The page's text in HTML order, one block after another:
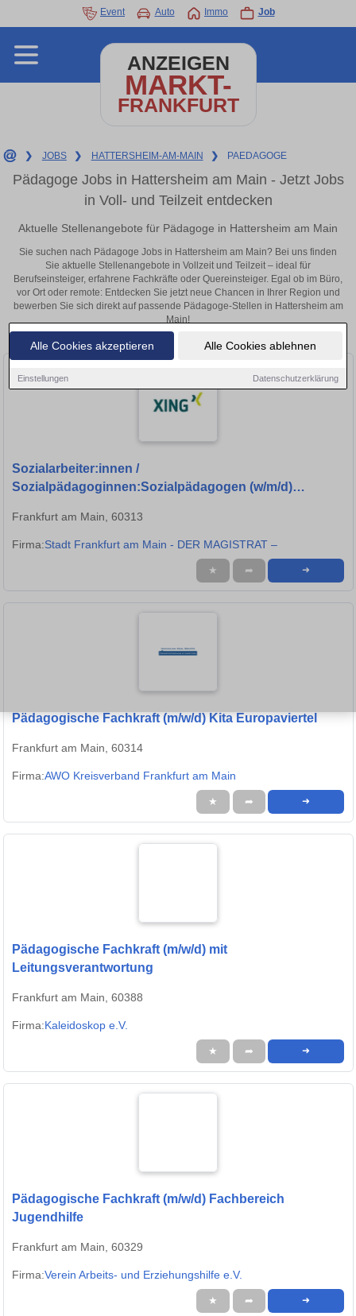
Alle Cookies akzeptieren Alle Cookies ablehnen
Einstellungen Datenschutzerklärung
Event Auto Immo Job
ANZEIGEN
MARKT-
FRANKFURT
❯ JOBS ❯ HATTERSHEIM-AM-MAIN ❯ PAEDAGOGE
Pädagoge Jobs in Hattersheim am Main - Jetzt Jobs
in Voll- und Teilzeit entdecken
Aktuelle Stellenangebote für Pädagoge in Hattersheim am Main
Sie suchen nach Pädagoge Jobs in Hattersheim am Main? Bei uns finden
Sie aktuelle Stellenangebote in Vollzeit und Teilzeit – ideal für
Berufseinsteiger, erfahrene Fachkräfte oder Quereinsteiger. Egal ob im Büro,
vor Ort oder remote: Entdecken Sie jetzt neue Chancen in Ihrer Region und
bewerben Sie sich direkt auf passende Pädagoge-Stellen in Hattersheim am
Main!
Sozialarbeiter:innen /
Sozialpädagoginnen:Sozialpädagogen (w/m/d)
Frankfurt am Main, 60313
Firma:Stadt Frankfurt am Main - DER MAGISTRAT –
★ ➦ ➜
Pädagogische Fachkraft (m/w/d) Kita Europaviertel
Frankfurt am Main, 60314
Firma:AWO Kreisverband Frankfurt am Main
★ ➦ ➜
Pädagogische Fachkraft (m/w/d) mit
Leitungsverantwortung
Frankfurt am Main, 60388
Firma:Kaleidoskop e.V.
★ ➦ ➜
Pädagogische Fachkraft (m/w/d) Fachbereich
Jugendhilfe
Frankfurt am Main, 60329
Firma:Verein Arbeits- und Erziehungshilfe e.V.
★ ➦ ➜